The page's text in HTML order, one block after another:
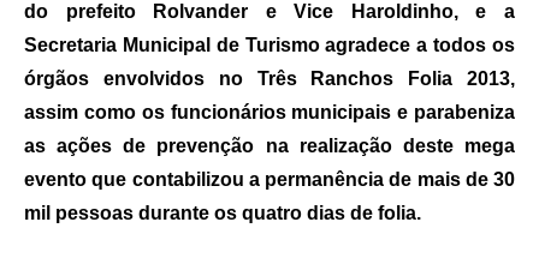
do prefeito Rolvander e Vice Haroldinho, e a
Secretaria Municipal de Turismo agradece a todos os
órgãos envolvidos no Três Ranchos Folia 2013,
assim como os funcionários municipais e parabeniza
as ações de prevenção na realização deste mega
evento que contabilizou a permanência de mais de 30
mil pessoas durante os quatro dias de folia.